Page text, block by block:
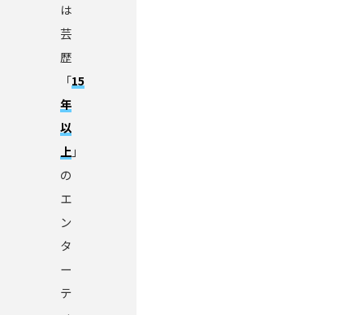
は
芸
歴
「15
年
以
上 」
の
エ
ン
タ
ー
テ